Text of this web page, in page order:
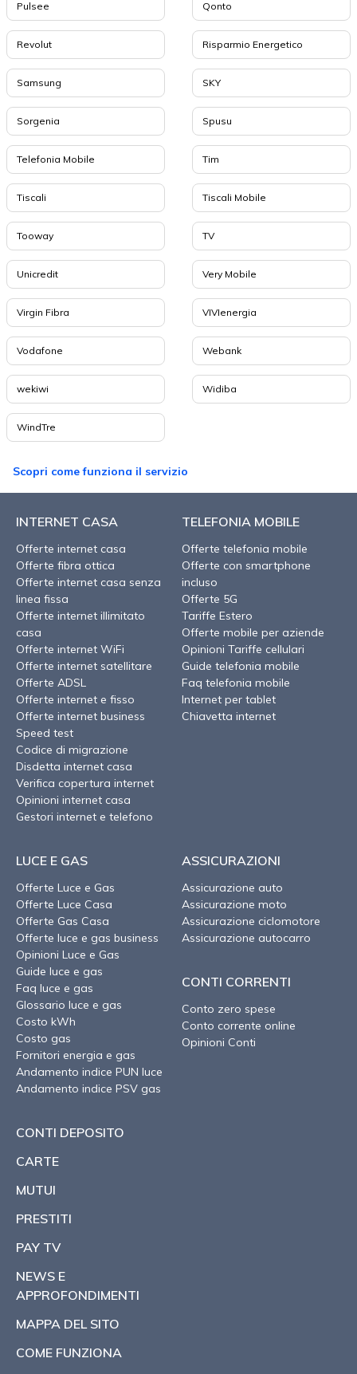
Pulsee Qonto
Revolut Risparmio Energetico
Samsung SKY
Sorgenia Spusu
Telefonia Mobile Tim
Tiscali Tiscali Mobile
Tooway TV
Unicredit Very Mobile
Virgin Fibra VIVIenergia
Vodafone Webank
wekiwi Widiba
WindTre
Scopri come funziona il servizio
INTERNET CASA
Offerte internet casa
Offerte fibra ottica
Offerte internet casa senza
linea fissa
Offerte internet illimitato
casa
Offerte internet WiFi
Offerte internet satellitare
Offerte ADSL
Offerte internet e fisso
Offerte internet business
Speed test
Codice di migrazione
Disdetta internet casa
Verifica copertura internet
Opinioni internet casa
Gestori internet e telefono
TELEFONIA MOBILE
Offerte telefonia mobile
Offerte con smartphone
incluso
Offerte 5G
Tariffe Estero
Offerte mobile per aziende
Opinioni Tariffe cellulari
Guide telefonia mobile
Faq telefonia mobile
Internet per tablet
Chiavetta internet
LUCE E GAS
Offerte Luce e Gas
Offerte Luce Casa
Offerte Gas Casa
Offerte luce e gas business
Opinioni Luce e Gas
Guide luce e gas
Faq luce e gas
Glossario luce e gas
Costo kWh
Costo gas
Fornitori energia e gas
Andamento indice PUN luce
Andamento indice PSV gas
ASSICURAZIONI
Assicurazione auto
Assicurazione moto
Assicurazione ciclomotore
Assicurazione autocarro
CONTI CORRENTI
Conto zero spese
Conto corrente online
Opinioni Conti
CONTI DEPOSITO
CARTE
MUTUI
PRESTITI
PAY TV
NEWS E
APPROFONDIMENTI
MAPPA DEL SITO
COME FUNZIONA